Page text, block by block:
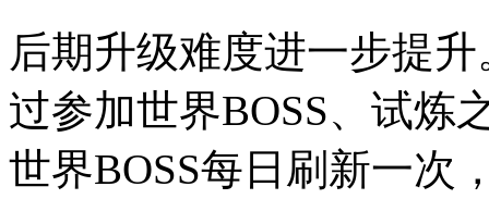
后期升级难度进一步提
过参加世界BOSS、试炼
世界BOSS每日刷新一次